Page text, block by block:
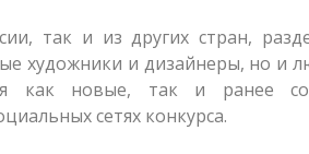
так и из других стран,
художники и дизайнеры, но и
как новые, так и ранее
сетях конкурса.